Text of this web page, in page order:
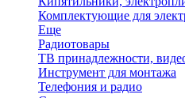
Комплектующие для
Еще
Радиотовары
ТВ принадлежности,
Инструмент для монтажа
Телефония и радио